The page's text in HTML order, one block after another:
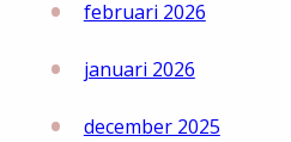
februari 2026
januari 2026
december 2025